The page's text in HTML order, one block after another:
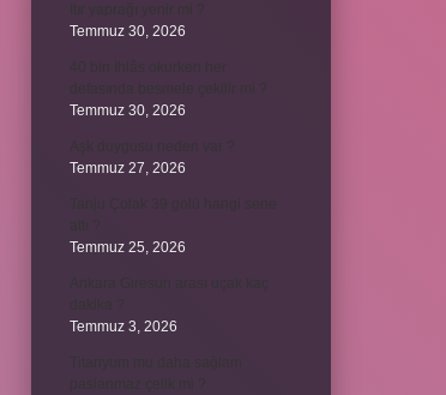
Temmuz 30, 2026
Temmuz 30, 2026
Temmuz 27, 2026
Temmuz 25, 2026
Temmuz 3, 2026